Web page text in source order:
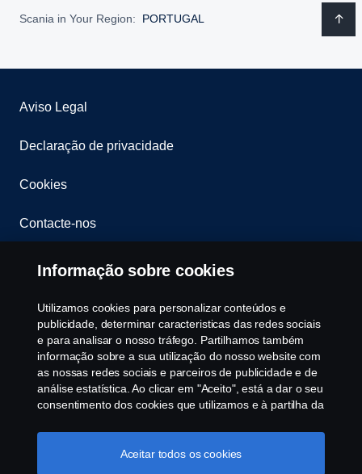
Scania in Your Region: PORTUGAL
Aviso Legal
Declaração de privacidade
Cookies
Contacte-nos
Whistleblowing
Política ambiental
Governance, Risk & Compliance
Cookie Configurações
Informação sobre cookies
Utilizamos cookies para personalizar conteúdos e
publicidade, determinar caracteristicas das redes sociais
e para analisar o nosso tráfego. Partilhamos também
informação sobre a sua utilização do nosso website com
as nossas redes sociais e parceiros de publicidade e de
análise estatística. Ao clicar em "Aceito", está a dar o seu
consentimento dos cookies que utilizamos e à partilha da
utilizamos os cookies, visite a nossa secção de cookies,
ou clique no link em rodapé, ou como gerimos os seus
Aceitar todos os cookies